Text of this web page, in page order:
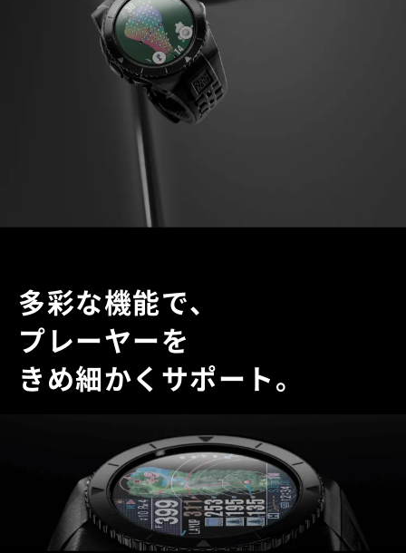
多彩な機能で、
プレーヤーを
きめ細かくサポート。